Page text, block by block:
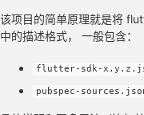
该项目的简单原理就是将
中的描述格式， 一般包含：
flutter-sdk-
pubspec-